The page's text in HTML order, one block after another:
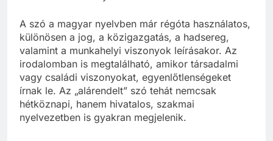
A szó a magyar nyelvben már régóta használatos,
különösen a jog, a közigazgatás, a hadsereg,
valamint a munkahelyi viszonyok leírásakor. Az
irodalomban is megtalálható, amikor társadalmi
vagy családi viszonyokat, egyenlőtlenségeket
írnak le. Az „alárendelt” szó tehát nemcsak
hétköznapi, hanem hivatalos, szakmai